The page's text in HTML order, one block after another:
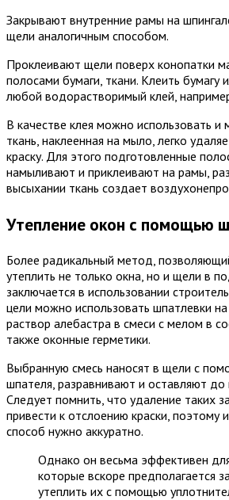
Закрывают внутренние рамы на
щели аналогичным способом.
Проклеивают щели поверх конопатки
полосами бумаги, ткани. Клеить бумагу
любой водорастворимый клей,
В качестве клея можно использовать и
ткань, наклеенная на мыло, легко
краску. Для этого подготовленные
намыливают и приклеивают на рамы,
высыхании ткань создает
Утепление окон с помощью
Более радикальный метод,
утеплить не только окна, но и щели в
заключается в использовании
цели можно использовать шпатлевки
раствор алебастра в смеси с мелом в
также оконные герметики.
Выбранную смесь наносят в щели с
шпателя, разравнивают и оставляют до
Следует помнить, что удаление таких
привести к отслоению краски, поэтому
способ нужно аккуратно.
Однако он весьма эффективен
которые вскоре предполагается
утеплить их с помощью